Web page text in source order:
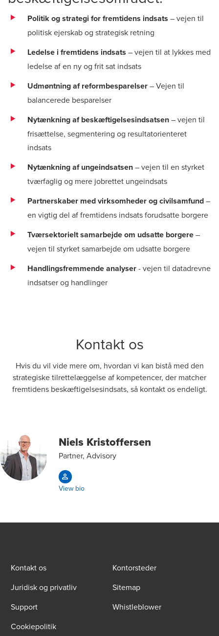
Politik og strategi for fremtidens indsats – vejen til
politisk ejerskab og strategisk retning
Ledelse i fremtidens indsats – vejen til at lykkes med
ledelse af en ny og frit sat indsats
Udmøntning af reformbesparelser– Vejen til
balancerede besparelser
Nytænkning af beskæftigelsesindsatsen– vejen til
frisættelse, segmentering og resultatorienteret
indsats
Nytænkning af ungeindsatsen– vejen til en styrket
tværfaglig og mere jobrettet ungeindsats
Partnerskaber med virksomheder og civilsamfund–
en vigtig del af fremtidens indsats forudsatte borgere
Tværsektorielt samarbejde om udsatte borgere–
vejen til styrket samarbejde om udsatte borgere
Handlingsfremmende analyser- vejen til datadrevne
indsatser og handlinger
Kontakt os
Hvis du vil vide mere om, hvordan vi kan bistå med den
strategiske tilrettelæggelse af kompetencer, der matcher
fremtidens beskæftigelsesindsats, så kontakt os endeligt.
Niels Kristoffersen
Partner, Advisory
View bio
Kontakt os
Kontorsteder
Juridisk og privatliv
Sitemap
Support
Whistleblower
Cookiepolitik